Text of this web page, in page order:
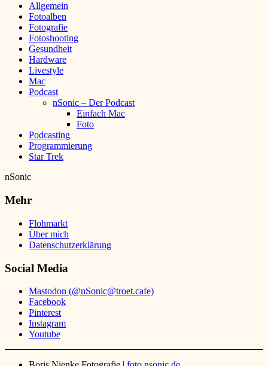
Allgemein
Fotoalben
Fotografie
Fotoshooting
Gesundheit
Hardware
Livestyle
Mac
Podcast
nSonic – Der Podcast
Einfach Mac
Foto
Podcasting
Programmierung
Star Trek
nSonic
Mehr
Flohmarkt
Über mich
Datenschutzerklärung
Social Media
Mastodon (@nSonic@troet.cafe)
Facebook
Pinterest
Instagram
Youtube